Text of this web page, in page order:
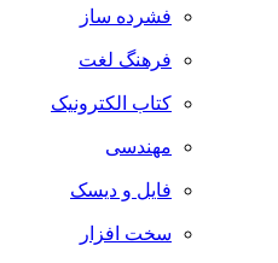
فشرده ساز
فرهنگ لغت
کتاب الکترونیک
مهندسی
فایل و دیسک
سخت افزار